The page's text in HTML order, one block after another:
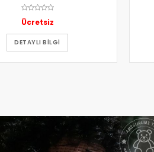
Ücretsiz
DETAYLI BILGI